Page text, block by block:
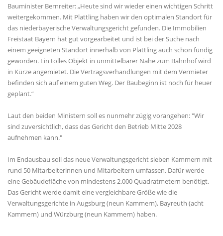
Bauminister Bernreiter: „Heute sind wir wieder einen wichtigen Schritt
weitergekommen. Mit Plattling haben wir den optimalen Standort für
das niederbayerische Verwaltungsgericht gefunden. Die Immobilien
Freistaat Bayern hat gut vorgearbeitet und ist bei der Suche nach
einem geeigneten Standort innerhalb von Plattling auch schon fündig
geworden. Ein tolles Objekt in unmittelbarer Nähe zum Bahnhof wird
in Kürze angemietet. Die Vertragsverhandlungen mit dem Vermieter
befinden sich auf einem guten Weg. Der Baubeginn ist noch für heuer
geplant.“
Laut den beiden Ministern soll es nunmehr zügig vorangehen: "Wir
sind zuversichtlich, dass das Gericht den Betrieb Mitte 2028
aufnehmen kann."
Im Endausbau soll das neue Verwaltungsgericht sieben Kammern mit
rund 50 Mitarbeiterinnen und Mitarbeitern umfassen. Dafür werde
eine Gebäudefläche von mindestens 2.000 Quadratmetern benötigt.
Das Gericht werde damit eine vergleichbare Größe wie die
Verwaltungsgerichte in Augsburg (neun Kammern), Bayreuth (acht
Kammern) und Würzburg (neun Kammern) haben.